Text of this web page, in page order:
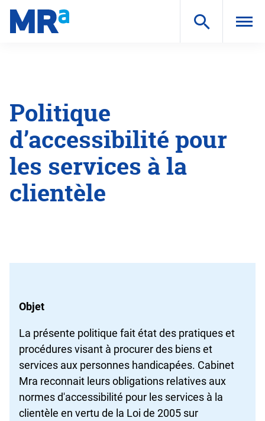
Politique
d’accessibilité pour
les services à la
clientèle
Objet
La présente politique fait état des pratiques et
procédures visant à procurer des biens et
services aux personnes handicapées. Cabinet
Mra reconnait leurs obligations relatives aux
normes d'accessibilité pour les services à la
clientèle en vertu de la Loi de 2005 sur